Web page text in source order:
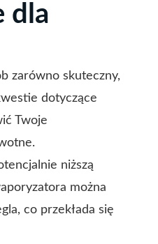
dla
zarówno skuteczny,
dotyczące
Twoje
niższą
można
co przekłada się